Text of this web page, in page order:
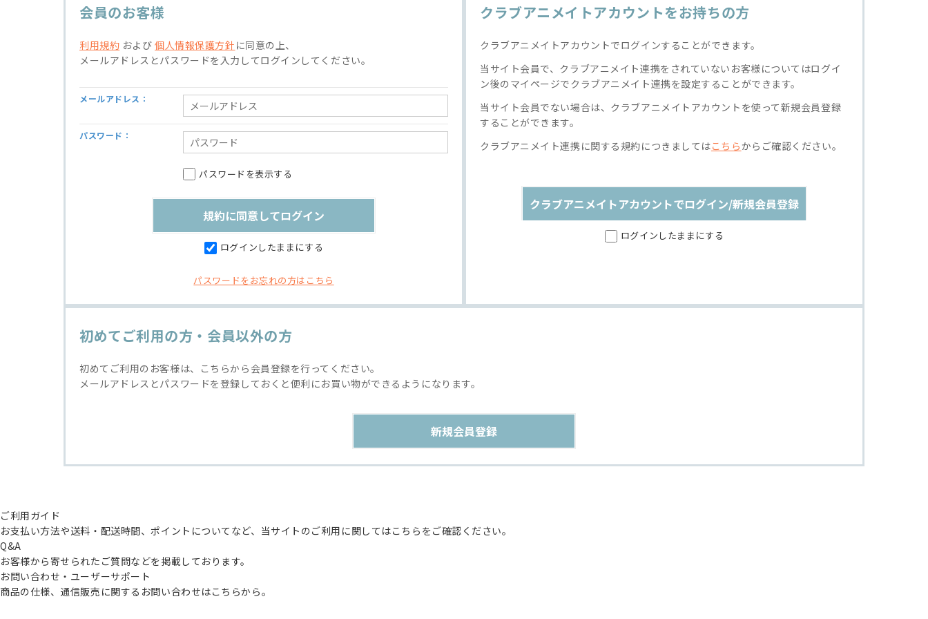
会員のお客様
利用規約 および個人情報保護方針 に同意の上、
メールアドレスとパスワードを入力してログインしてください。
メールアドレス：
パスワード：
パスワードを表示する
ログインしたままにする
パスワードをお忘れの方はこちら
クラブアニメイトアカウントをお持ちの方
クラブアニメイトアカウントでログインすることができます。
当サイト会員で、クラブアニメイト連携をされていないお客様についてはログイ
ン後のマイページでクラブアニメイト連携を設定することができます。
当サイト会員でない場合は、クラブアニメイトアカウントを使って新規会員登録
することができます。
クラブアニメイト連携に関する規約につきましてはこちらからご確認ください。
クラブアニメイトアカウントでログイン/新規会員登録
ログインしたままにする
初めてご利用の方・会員以外の方
初めてご利用のお客様は、こちらから会員登録を行ってください。
メールアドレスとパスワードを登録しておくと便利にお買い物ができるようになります。
ご利用ガイド
お支払い方法や送料・配送時間、ポイントについてなど、当サイトのご利用に関してはこちらをご確認ください。
Q&A
お客様から寄せられたご質問などを掲載しております。
お問い合わせ・ユーザーサポート
商品の仕様、通信販売に関するお問い合わせはこちらから。